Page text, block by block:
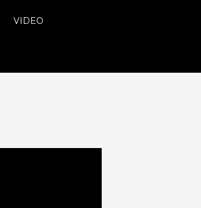
VIDEO